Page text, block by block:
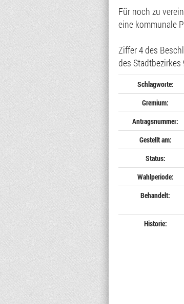
Für noch zu
eine kommunale
Ziffer 4 des
des Stadtbezirkes
Schlagworte:
Gremium:
Antragsnummer:
Gestellt am:
Status:
Wahlperiode:
Behandelt:
Historie: